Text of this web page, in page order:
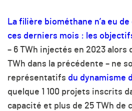
La filière biométhane n’a eu
ces derniers mois : les
– 6 TWh injectés en 2023 alors
TWh dans la précédente – ne
représentatifs du dynamisme
quelque 1 100 projets inscrits
capacité et plus de 25 TWh de